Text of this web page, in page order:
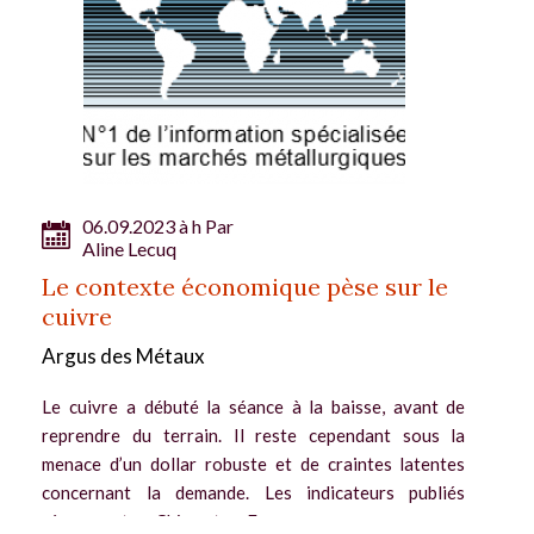
06.09.2023 à h Par
Aline Lecuq
Le contexte économique pèse sur le
cuivre
Argus des Métaux
Le cuivre a débuté la séance à la baisse, avant de
reprendre du terrain. Il reste cependant sous la
menace d’un dollar robuste et de craintes latentes
concernant la demande. Les indicateurs publiés
récemment en Chine et en Europe...